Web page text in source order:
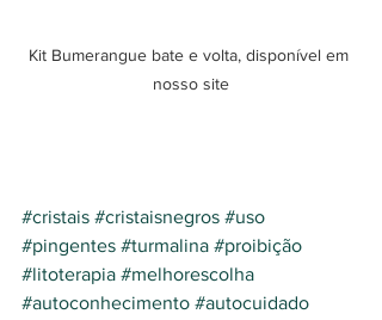
Kit Bumerangue bate e volta, disponível em
nosso site
#cristais #cristaisnegros #uso
#pingentes #turmalina #proibição
#litoterapia #melhorescolha
#autoconhecimento #autocuidado